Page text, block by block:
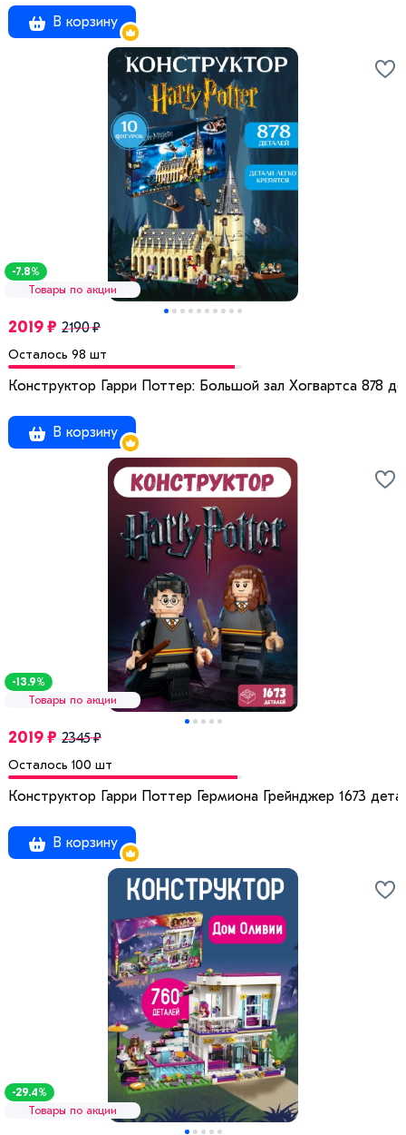
В корзину
-7.8%
Товары по акции
2019 ₽ 2190 ₽
Осталось 98 шт
Конструктор Гарри Поттер: Большой зал Хогвартса 878
В корзину
-13.9%
Товары по акции
2019 ₽ 2345 ₽
Осталось 100 шт
Конструктор Гарри Поттер Гермиона Грейнджер 1673
В корзину
-29.4%
Товары по акции